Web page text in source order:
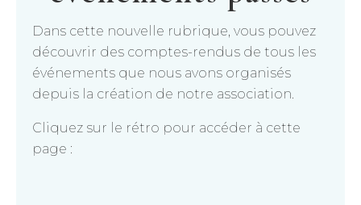
Dans cette nouvelle rubrique, vous pouvez
découvrir des comptes-rendus de tous les
événements que nous avons organisés
depuis la création de notre association.
Cliquez sur le rétro pour accéder à cette
page :